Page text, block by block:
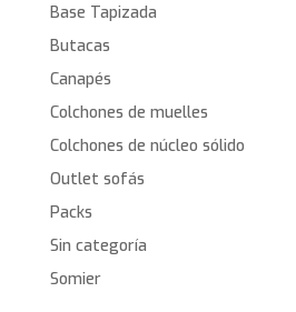
Base Tapizada
Butacas
Canapés
Colchones de muelles
Colchones de núcleo sólido
Outlet sofás
Packs
Sin categoría
Somier